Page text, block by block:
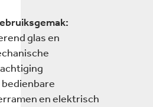
glas en
en elektrisch